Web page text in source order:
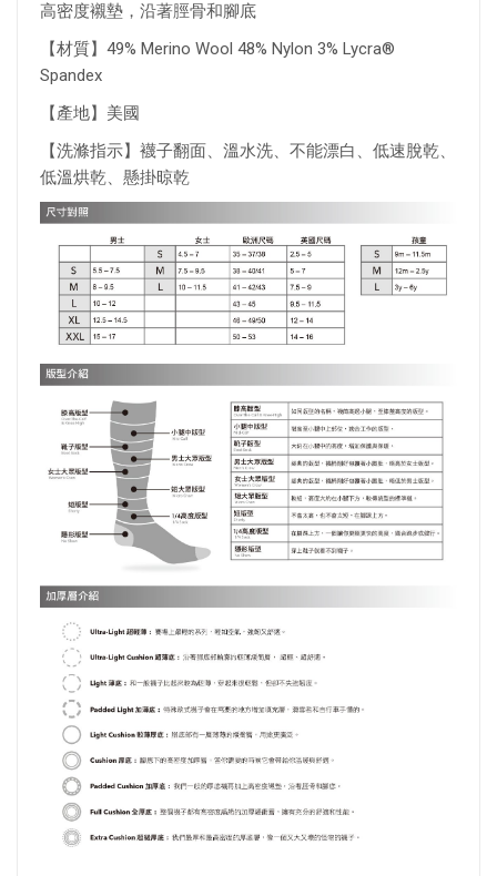
高密度襯墊，沿著脛骨和腳底
【材質】49% Merino Wool 48% Nylon 3% Lycra®
Spandex
【產地】美國
【洗滌指示】襪子翻面、溫水洗、不能漂白、低速脫乾、
低溫烘乾、懸掛晾乾